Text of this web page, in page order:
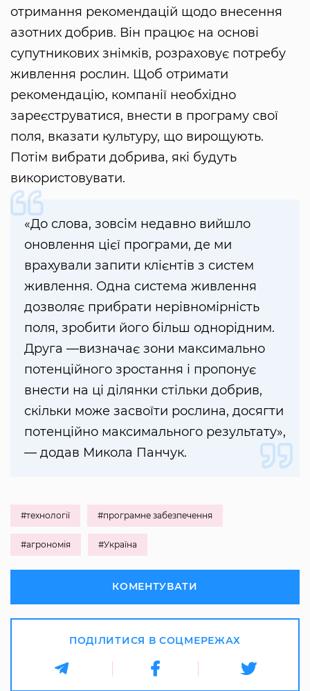
отримання рекомендацій щодо внесення
азотних добрив. Він працює на основі
супутникових знімків, розраховує потребу
живлення рослин. Щоб отримати
рекомендацію, компанії необхідно
зареєструватися, внести в програму свої
поля, вказати культуру, що вирощують.
Потім вибрати добрива, які будуть
використовувати.
«До слова, зовсім недавно вийшло
оновлення цієї програми, де ми
врахували запити клієнтів з систем
живлення. Одна система живлення
дозволяє прибрати нерівномірність
поля, зробити його більш однорідним.
Друга —визначає зони максимально
потенційного зростання і пропонує
внести на ці ділянки стільки добрив,
скільки може засвоїти рослина, досягти
потенційно максимального результату»,
— додав Микола Панчук.
#технології #програмне забезпечення
#агрономія #Україна
КОМЕНТУВАТИ
ПОДІЛИТИСЯ В СОЦМЕРЕЖАХ